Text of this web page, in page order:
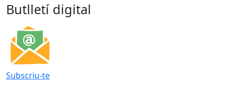
Butlletí digital
Subscriu-te